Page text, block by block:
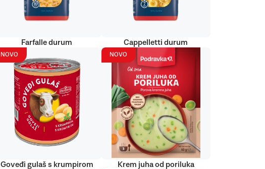
Farfalle durum Cappelletti durum
NOVO
Goveđi gulaš s krumpirom
NOVO
Krem juha od poriluka